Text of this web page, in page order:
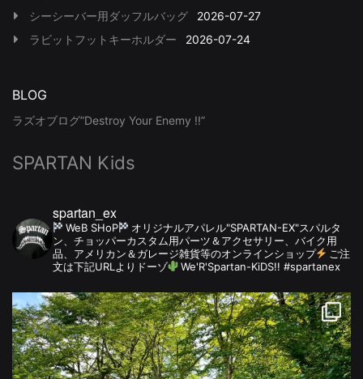
シーシーバー用ダッフルバッグ
2026-07-27
ラビットフットキーホルダー
2026-07-24
BLOG
ラズオブログ”Destroy Your Enemy !!”
SPARTAN Kids
spartan_ex
WeB SHoP
オリジナルアパレル"SPARTAN-EX"スパルタ
ン、チョッパーカスタム用パーツ＆アクセサリー、バイク用
品、アメリカン＆ガレージ雑貨等のオンラインショップ
ご注
文は下記URLよりドーゾ
We'R'Spartan-KiDS!! #spartanex